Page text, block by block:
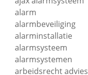
alarm
alarmbeveiliging
alarminstallatie
alarmsysteem
alarmsystemen
arbeidsrecht advies